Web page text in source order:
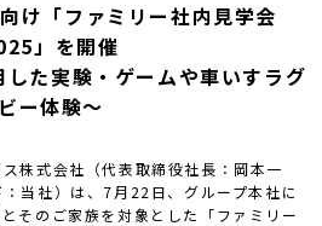
け「ファミリー社内見学会
」を開催
た実験・ゲームや車いすラグ
ビー体験～
株式会社（代表取締役社長：岡本一
当社）は、7月22日、グループ本社に
そのご家族を対象とした「ファミリー